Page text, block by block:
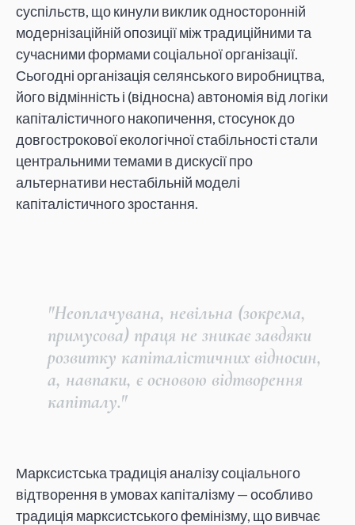
суспільств, що кинули виклик односторонній
модернізаційній опозиції між традиційними та
сучасними формами соціальної організації.
Сьогодні організація селянського виробництва,
його відмінність і (відносна) автономія від логіки
капіталістичного накопичення, стосунок до
довгострокової екологічної стабільності стали
центральними темами в дискусії про
альтернативи нестабільній моделі
капіталістичного зростання.
"Неоплачувана, невільна (зокрема,
примусова) праця не зникає завдяки
розвитку капіталістичних відносин,
а, навпаки, є основою відтворення
капіталу."
Марксистська традиція аналізу соціального
відтворення в умовах капіталізму — особливо
традиція марксистського фемінізму, що вивчає